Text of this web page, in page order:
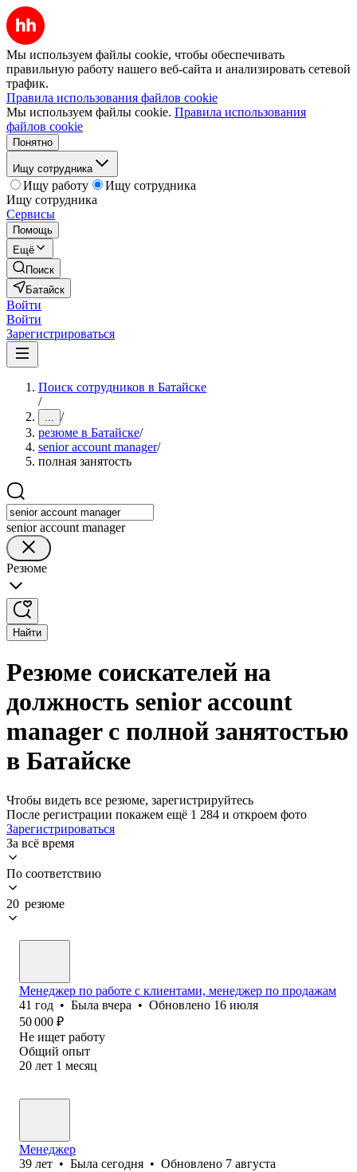
Мы используем файлы cookie, чтобы обеспечивать
правильную работу нашего веб-сайта и анализировать сетевой
трафик.
Правила использования файлов cookie
Мы используем файлы cookie. Правила использования
файлов cookie
Понятно
Ищу сотрудника
Ищу работу
Ищу сотрудника
Ищу сотрудника
Сервисы
Помощь
Ещё
Поиск
Батайск
Войти
Войти
Зарегистрироваться
Поиск сотрудников в Батайске
/
... /
резюме в Батайске/
senior account manager/
полная занятость
senior account manager
Резюме
Найти
Резюме соискателей на
должность senior account
manager с полной занятостью
в Батайске
Чтобы видеть все резюме, зарегистрируйтесь
После регистрации покажем ещё 1 284 и откроем фото
Зарегистрироваться
За всё время
По соответствию
20 резюме
Менеджер по работе с клиентами, менеджер по продажам
41 год • Была вчера • Обновлено 16 июля
50 000 ₽
Не ищет работу
Общий опыт
20 лет 1 месяц
Менеджер
39 лет • Была сегодня • Обновлено 7 августа